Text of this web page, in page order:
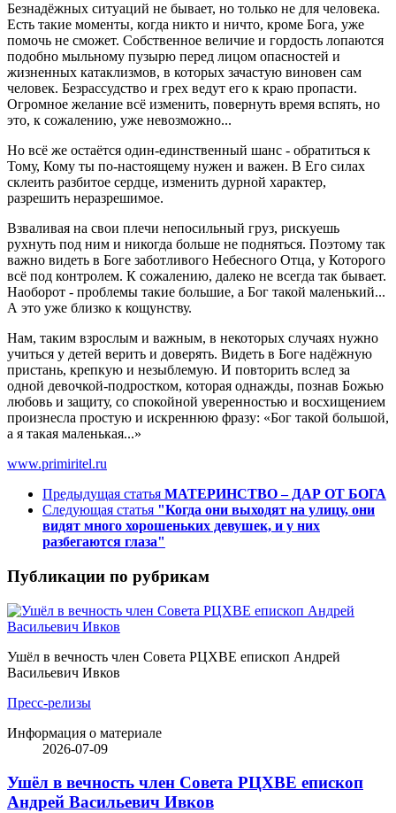
Безнадёжных ситуаций не бывает, но только не для человека.
Есть такие моменты, когда никто и ничто, кроме Бога, уже
помочь не сможет. Собственное величие и гордость лопаются
подобно мыльному пузырю перед лицом опасностей и
жизненных катаклизмов, в которых зачастую виновен сам
человек. Безрассудство и грех ведут его к краю пропасти.
Огромное желание всё изменить, повернуть время вспять, но
это, к сожалению, уже невозможно...
Но всё же остаётся один-единственный шанс - обратиться к
Тому, Кому ты по-настоящему нужен и важен. В Его силах
склеить разбитое сердце, изменить дурной характер,
разрешить неразрешимое.
Взваливая на свои плечи непосильный груз, рискуешь
рухнуть под ним и никогда больше не подняться. Поэтому так
важно видеть в Боге заботливого Небесного Отца, у Которого
всё под контролем. К сожалению, далеко не всегда так бывает.
Наоборот - проблемы такие большие, а Бог такой маленький...
А это уже близко к кощунству.
Нам, таким взрослым и важным, в некоторых случаях нужно
учиться у детей верить и доверять. Видеть в Боге надёжную
пристань, крепкую и незыблемую. И повторить вслед за
одной девочкой-подростком, которая однажды, познав Божью
любовь и защиту, со спокойной уверенностью и восхищением
произнесла простую и искреннюю фразу: «Бог такой большой,
а я такая маленькая...»
www.primiritel.ru
Предыдущая статья МАТЕРИНСТВО – ДАР ОТ БОГА
Следующая статья "Когда они выходят на улицу, они
видят много хорошеньких девушек, и у них
разбегаются глаза"
Публикации по рубрикам
Ушёл в вечность член Совета РЦХВЕ епископ Андрей
Васильевич Ивков
Пресс-релизы
Информация о материале
2026-07-09
Ушёл в вечность член Совета РЦХВЕ епископ
Андрей Васильевич Ивков